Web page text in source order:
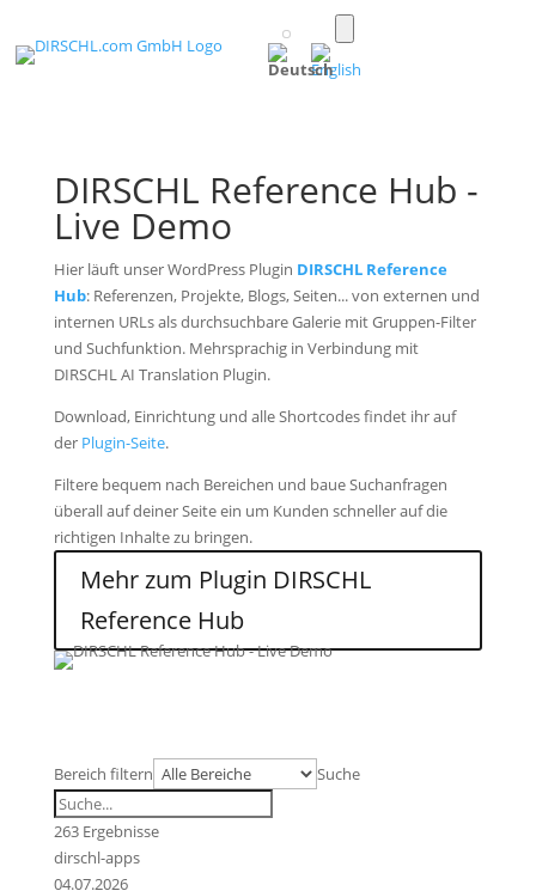
light/dark
mode
(Deutsch)
DIRSCHL Reference Hub -
Live Demo
Hier läuft unser WordPress Plugin DIRSCHL Reference
Hub: Referenzen, Projekte, Blogs, Seiten... von externen und
internen URLs als durchsuchbare Galerie mit Gruppen-Filter
und Suchfunktion. Mehrsprachig in Verbindung mit
DIRSCHL AI Translation Plugin.
Download, Einrichtung und alle Shortcodes findet ihr auf
der Plugin-Seite.
Filtere bequem nach Bereichen und baue Suchanfragen
überall auf deiner Seite ein um Kunden schneller auf die
richtigen Inhalte zu bringen.
Mehr zum Plugin DIRSCHL
Reference Hub
Bereich filtern Suche
263 Ergebnisse
dirschl-apps
04.07.2026